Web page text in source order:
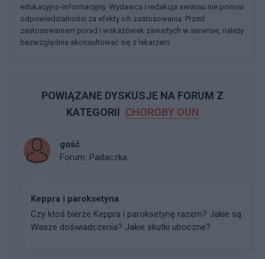
edukacyjno-informacyjny. Wydawca i redakcja serwisu nie ponosi
odpowiedzialności za efekty ich zastosowania. Przed
zastosowaniem porad i wskazówek zawartych w serwisie, należy
bezwzględnie skonsultować się z lekarzem.
POWIĄZANE DYSKUSJE NA FORUM Z
KATEGORII CHOROBY OUN
gość
Forum: Padaczka
Keppra i paroksetyna
Czy ktoś bierze Keppra i paroksetynę razem? Jakie są
Wasze doświadczenia? Jakie skutki uboczne?